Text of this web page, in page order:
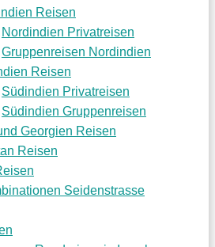
Reisen
Nordindien Privatreisen
Gruppenreisen Nordindien
Reisen
Südindien Privatreisen
Südindien Gruppenreisen
Georgien Reisen
Reisen
Seidenstrasse